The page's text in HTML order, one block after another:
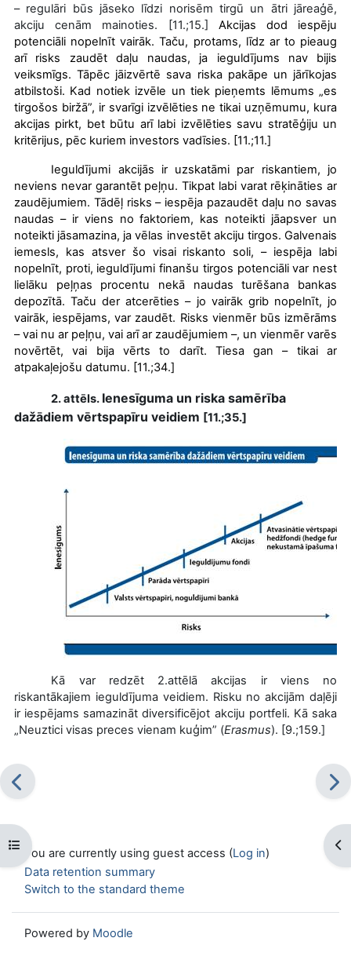
Open course index
– regulāri būs jāseko līdzi norisēm tirgū un ātri jāreaģē,
akciju cenām mainoties. [11.;15.] Akcijas dod iespēju
potenciāli nopelnīt vairāk. Taču, protams, līdz ar to pieaug
arī risks zaudēt daļu naudas, ja ieguldījums nav bijis
veiksmīgs. Tāpēc jāizvērtē sava riska pakāpe un jārīkojas
atbilstoši. Kad notiek izvēle un tiek pieņemts lēmums „es
tirgošos biržā”, ir svarīgi izvēlēties ne tikai uzņēmumu, kura
akcijas pirkt, bet būtu arī labi izvēlēties savu stratēģiju un
kritērijus, pēc kuriem investors vadīsies. [11.;11.]
Ieguldījumi akcijās ir uzskatāmi par riskantiem, jo
neviens nevar garantēt peļņu. Tikpat labi varat rēķināties ar
zaudējumiem. Tādēļ risks – iespēja pazaudēt daļu no savas
naudas – ir viens no faktoriem, kas noteikti jāapsver un
noteikti jāsamazina, ja vēlas investēt akciju tirgos. Galvenais
iemesls, kas atsver šo visai riskanto soli, – iespēja labi
nopelnīt, proti, ieguldījumi finanšu tirgos potenciāli var nest
lielāku peļņas procentu nekā naudas turēšana bankas
depozītā. Taču der atcerēties – jo vairāk grib nopelnīt, jo
vairāk, iespējams, var zaudēt. Risks vienmēr būs izmērāms
– vai nu ar peļņu, vai arī ar zaudējumiem –, un vienmēr varēs
novērtēt, vai bija vērts to darīt. Tiesa gan – tikai ar
atpakaļejošu datumu. [11.;34.]
2. attēls. Ienesīguma un riska samērība
dažādiem vērtspapīru veidiem [11.;35.]
Kā var redzēt 2.attēlā akcijas ir viens no
riskantākajiem ieguldījuma veidiem. Risku no akcijām daļēji
ir iespējams samazināt diversificējot akciju portfeli. Kā saka
„Neuztici visas preces vienam kuģim” (Erasmus). [9.;159.]
You are currently using guest access (Log in)
Data retention summary
Switch to the standard theme
Powered by Moodle